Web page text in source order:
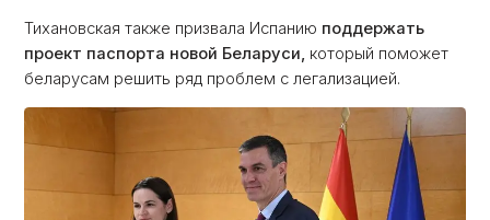
Тихановская также призвала Испанию поддержать
проект паспорта новой Беларуси, который поможет
беларусам решить ряд проблем с легализацией.